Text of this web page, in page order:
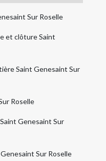
Sur Roselle
et clôture Saint
Saint Genesaint Sur
Roselle
Genesaint Sur
Sur Roselle